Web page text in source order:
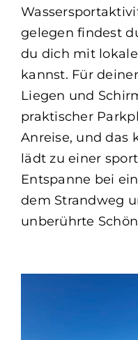
gelegen findest
du dich mit
kannst. Für
Liegen und
praktischer
Anreise, und das
lädt zu einer
Entspanne bei
dem Strandweg
unberührte